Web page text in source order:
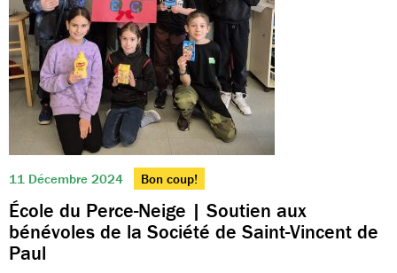
11 Décembre 2024 Bon coup!
École du Perce-Neige | Soutien aux
bénévoles de la Société de Saint-Vincent de
Paul